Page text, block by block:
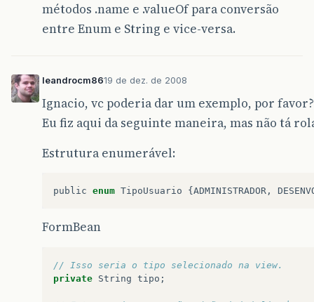
métodos .name e .valueOf para conversão
entre Enum e String e vice-versa.
leandrocm8619 de dez. de 2008
Ignacio, vc poderia dar um exemplo, por favor?
Eu fiz aqui da seguinte maneira, mas não tá
Estrutura enumerável:
public enum TipoUsuario { ADMINISTRADOR ,
FormBean
// Isso seria o tipo selecionado na view.
private String tipo ;